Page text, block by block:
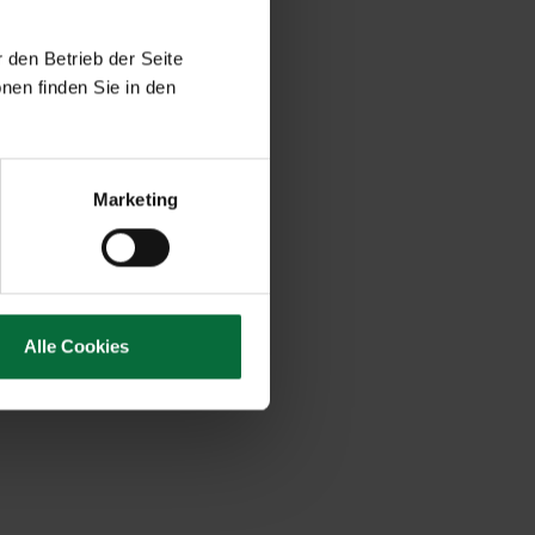
Betrieb der Seite
finden Sie in den
Marketing
Alle Cookies